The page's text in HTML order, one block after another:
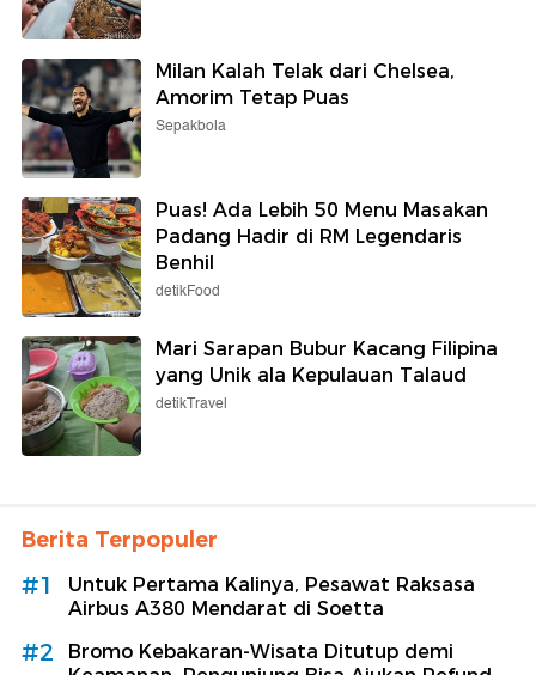
Milan Kalah Telak dari Chelsea,
Amorim Tetap Puas
Sepakbola
Puas! Ada Lebih 50 Menu Masakan
Padang Hadir di RM Legendaris
Benhil
detikFood
Mari Sarapan Bubur Kacang Filipina
yang Unik ala Kepulauan Talaud
detikTravel
Berita Terpopuler
#1
Untuk Pertama Kalinya, Pesawat Raksasa
Airbus A380 Mendarat di Soetta
#2
Bromo Kebakaran-Wisata Ditutup demi